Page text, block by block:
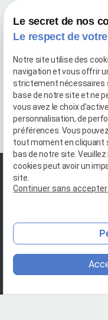
VOIR TOUTES
Le secret de nos
Le respect de
Notre site utilise des
navigation et vous offrir
strictement nécessaires
base de notre site et ne
vous avez le choix
personnalisation, de
préférences. Vous
tout moment en cliquant
bas de notre site.
cookies peut avoir un
site.
Continuer sans accepter